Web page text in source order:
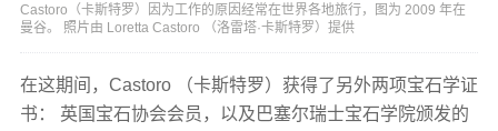
Castoro（卡斯特罗）因为工作的原因经常在世界各地旅行，图为 2009 年在
曼谷。 照片由 Loretta Castoro （洛雷塔·卡斯特罗）提供
在这期间，Castoro （卡斯特罗）获得了另外两项宝石学证
书： 英国宝石协会会员，以及巴塞尔瑞士宝石学院颁发的